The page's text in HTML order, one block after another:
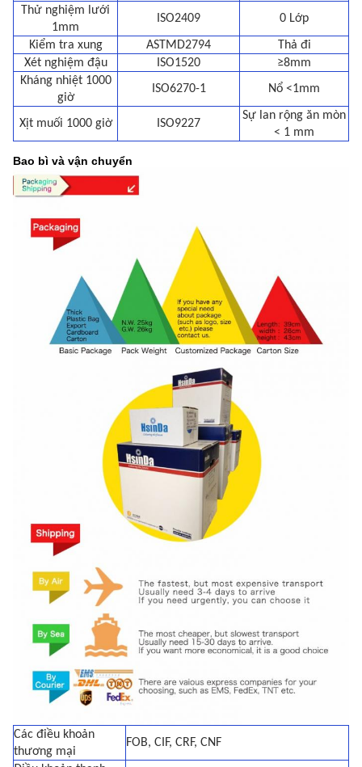
Thử nghiệm lưới
1mm
ISO2409 0 Lớp
Kiểm tra xung ASTMD2794
Thả đi
Xét nghiệm đậu
ISO1520
≥8mm
Kháng nhiệt 1000
giờ
ISO6270-1 Nổ <1mm
Xịt muối 1000 giờ ISO9227
Sự lan rộng ăn mòn
< 1 mm
Bao bì và vận chuyển
Các điều khoản
thương mại
FOB, CIF, CRF, CNF